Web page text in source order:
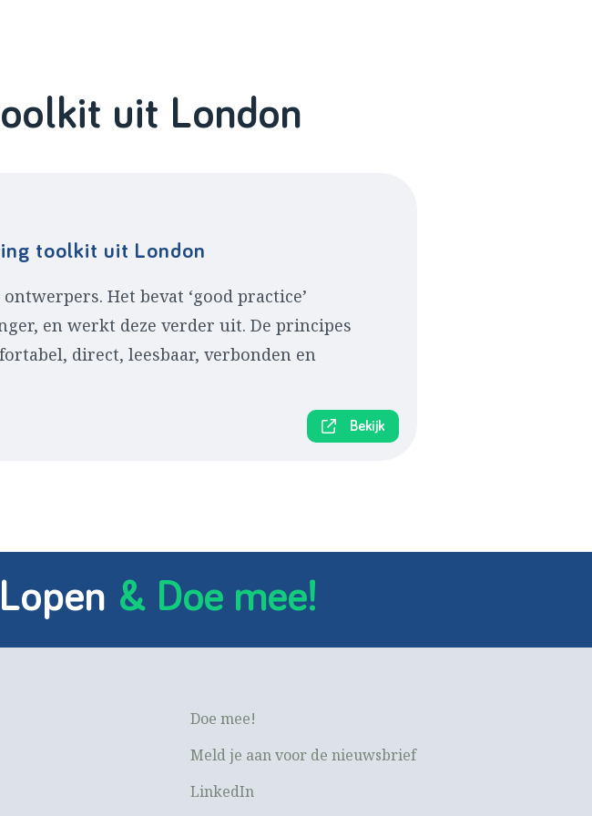
uit London
toolkit uit London
Het bevat ‘good practice’
en werkt deze verder uit. De principes
direct, leesbaar, verbonden en
Bekijk
& Doe mee!
Doe mee!
Meld je aan voor de nieuwsbrief
LinkedIn